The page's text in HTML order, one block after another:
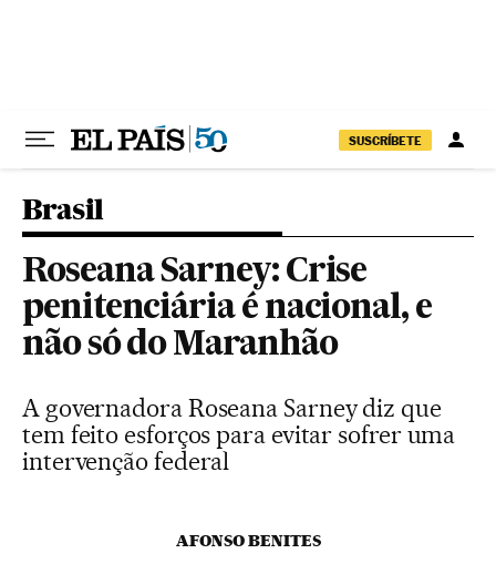
SUSCRÍBETE
Brasil
Roseana Sarney: Crise
penitenciária é nacional, e
não só do Maranhão
A governadora Roseana Sarney diz que
tem feito esforços para evitar sofrer uma
intervenção federal
AFONSO BENITES